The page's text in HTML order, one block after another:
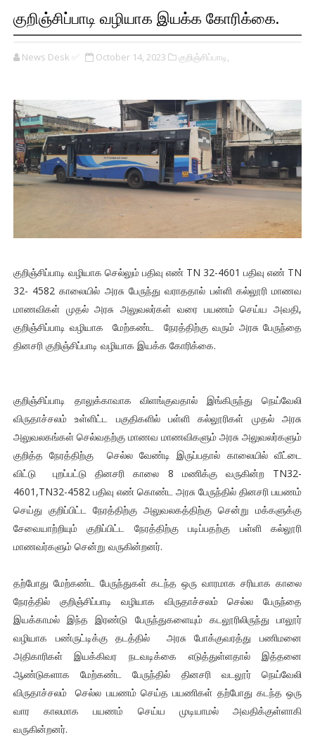
குறிஞ்சிப்பாடி வழியாக இயக்க கோரிக்கை.
News Desk ✅ October 14, 2023 குறிஞ்சிப்பாடி,
குறிஞ்சிப்பாடி வழியாக செல்லும் பதிவு எண் TN 32-4601 பதிவு எண் TN
32- 4582 காலையில் அரசு பேருந்து வராததால் பள்ளி கல்லூரி மாணவ
மாணவிகள் முதல் அரசு அலுவலர்கள் வரை பயணம் செய்ய அவதி,
குறிஞ்சிப்பாடி வழியாக மேற்கண்ட நேரத்திற்கு வரும் அரசு பேருந்தை
தினசரி குறிஞ்சிப்பாடி வழியாக இயக்க கோரிக்கை.
குறிஞ்சிப்பாடி தாலுக்காவாக விளங்குவதால் இங்கிருந்து நெய்வேலி
விருதாச்சலம் உள்ளிட்ட பகுதிகளில் பள்ளி கல்லூரிகள் முதல் அரசு
அலுவலகங்கள் செல்வதற்கு மாணவ மாணவிகளும் அரசு அலுவலர்களும்
குறித்த நேரத்திற்கு செல்ல வேண்டி இருப்பதால் காலையில் வீட்டை
விட்டு புறப்பட்டு தினசரி காலை 8 மணிக்கு வருகின்ற TN32-
4601,TN32-4582 பதிவு எண் கொண்ட அரசு பேருந்தில் தினசரி பயணம்
செய்து குறிப்பிட்ட நேரத்திற்கு அலுவலகத்திற்கு சென்று மக்களுக்கு
சேவையாற்றியும் குறிப்பிட்ட நேரத்திற்கு படிப்பதற்கு பள்ளி கல்லூரி
மாணவர்களும் சென்று வருகின்றனர்.
தற்போது மேற்கண்ட பேருந்துகள் கடந்த ஒரு வாரமாக சரியாக காலை
நேரத்தில் குறிஞ்சிப்பாடி வழியாக விருதாச்சலம் செல்ல பேருந்தை
இயக்காமல் இந்த இரண்டு பேருந்துகளையும் கடலூரிலிருந்து பாலூர்
வழியாக பண்ருட்டிக்கு தடத்தில் அரசு போக்குவரத்து பணிமனை
அதிகாரிகள் இயக்கிவர நடவடிக்கை எடுத்துள்ளதால் இத்தனை
ஆண்டுகளாக மேற்கண்ட பேருந்தில் தினசரி வடலூர் நெய்வேலி
விருதாச்சலம் செல்ல பயணம் செய்த பயணிகள் தற்போது கடந்த ஒரு
வார காலமாக பயணம் செய்ய முடியாமல் அவதிக்குள்ளாகி
வருகின்றனர்.